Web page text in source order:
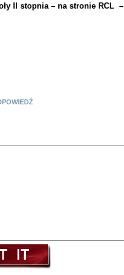
II stopnia – na stronie RCL –